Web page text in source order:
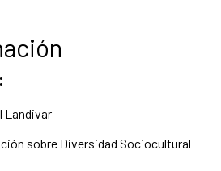
Landivar
sobre Diversidad Sociocultural